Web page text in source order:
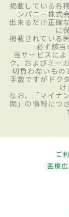
掲載している各
ンパニー株式
出来るだけ正確
に
掲載されている
必ず該当
当サービスに
ク、およびミー
切負わないもの
手数ですがドク
なお、「マイナ
関」の情報につ
ご
医療